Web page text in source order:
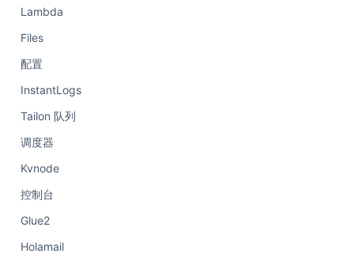
Lambda
Files
配置
InstantLogs
Tailon 队列
调度器
Kvnode
控制台
Glue2
Holamail